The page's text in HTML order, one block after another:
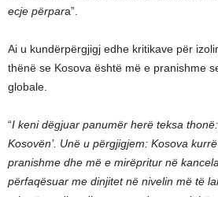
ecje përpara”.
Ai u kundërpërgjigj edhe kritikave për
thënë se Kosova është më e pranishme
globale.
“I keni dëgjuar panumër herë teksa
Kosovën’. Unë u përgjigjem: Kosova
pranishme dhe më e mirëpritur në
përfaqësuar me dinjitet në nivelin më të